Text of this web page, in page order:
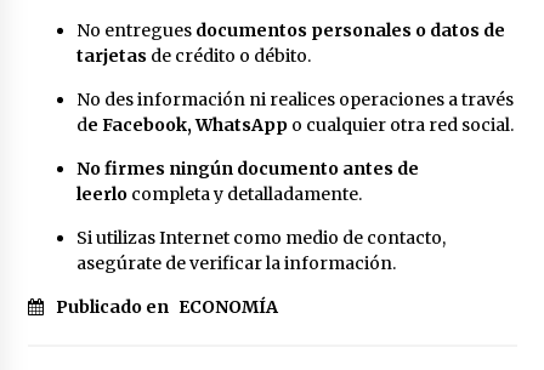
No entregues documentos personales o datos de
tarjetas de crédito o débito.
No des información ni realices operaciones a través
de Facebook, WhatsAppo cualquier otra red social.
No firmes ningún documento antes de
leerlo completa y detalladamente.
Si utilizas Internet como medio de contacto,
asegúrate de verificar la información.
Publicado en ECONOMÍA